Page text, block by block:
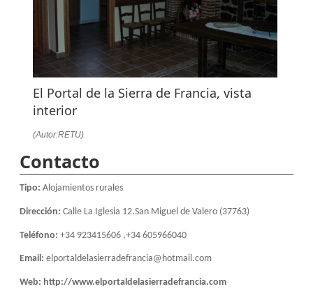
El Portal de la Sierra de Francia, vista
interior
(Autor:RETU)
Contacto
Tipo:Alojamientos rurales
Dirección:Calle La Iglesia 12.San Miguel de Valero (37763)
Teléfono:+34 923415606 ,+34 605966040
Email:elportaldelasierradefrancia@hotmail.com
Web: http://www.elportaldelasierradefrancia.com